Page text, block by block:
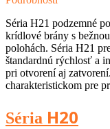
Séria H21 podzemné
krídlové brány s
polohách. Séria H21
štandardnú rýchlosť a
pri otvorení aj
charakteristickom pre
Séria H20